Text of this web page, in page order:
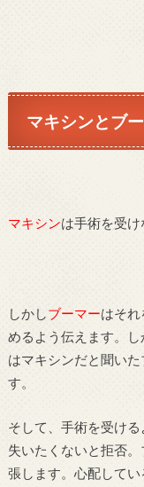
マキシンとブ
マキシンは手術を受け
しかしブーマーはそ
めるよう伝えます。
はマキシンだと聞い
す。
そして、手術を受け
失いたくないと拒否
張します。心配して